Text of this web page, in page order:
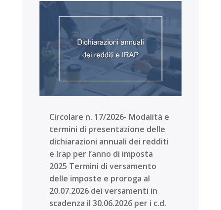
Circolare n. 17/2026- Modalità e
termini di presentazione delle
dichiarazioni annuali dei redditi
e Irap per l’anno di imposta
2025 Termini di versamento
delle imposte e proroga al
20.07.2026 dei versamenti in
scadenza il 30.06.2026 per i c.d.